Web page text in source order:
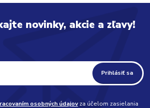
novinky, akcie a zľavy!
Prihlásiť sa
osobných údajovza účelom zasielania